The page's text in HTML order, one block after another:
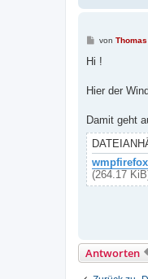
B
a
von
Hi !
Hier der
Damit geht
(264.17
Antworten